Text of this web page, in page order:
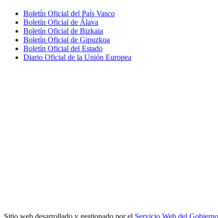
Boletín Oficial del País Vasco
Boletín Oficial de Álava
Boletín Oficial de Bizkaia
Boletín Oficial de Gipuzkoa
Boletín Oficial del Estado
Diario Oficial de la Unión Europea
Sitio web desarrollado y gestionado por el Servicio Web del